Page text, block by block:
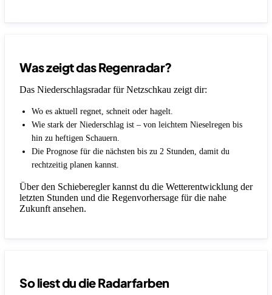
Was zeigt das Regenradar?
Das Niederschlagsradar für Netzschkau zeigt dir:
Wo es aktuell regnet, schneit oder hagelt.
Wie stark der Niederschlag ist – von leichtem Nieselregen bis
hin zu heftigen Schauern.
Die Prognose für die nächsten bis zu 2 Stunden, damit du
rechtzeitig planen kannst.
Über den Schieberegler kannst du die Wetterentwicklung der
letzten Stunden und die Regenvorhersage für die nahe
Zukunft ansehen.
So liest du die Radarfarben